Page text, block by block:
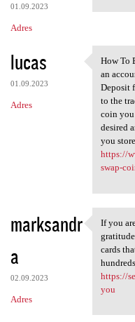
01.09.2023
Adres
lucas
01.09.2023
Adres
How To
How To
an
Deposit
to the
coin you
desired
you
https://
swap-
marksandr
a
02.09.2023
Adres
If you
If you
cards
https://
you